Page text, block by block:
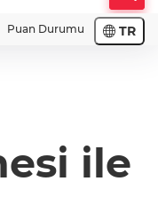
Puan Durumu TR
ile